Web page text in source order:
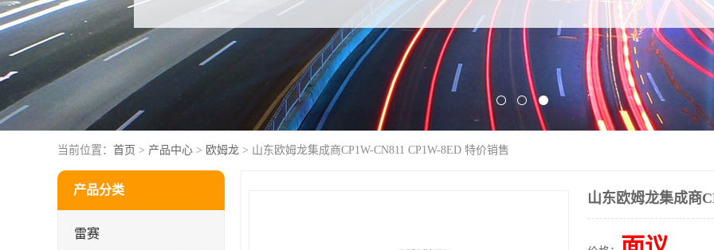
当前位置： 首页 > 产品中心 > 欧姆龙 > 山东欧姆龙集成商CP1W-CN811 CP1W-8ED 特价销售
产品分类
雷赛
山东欧姆龙集成商